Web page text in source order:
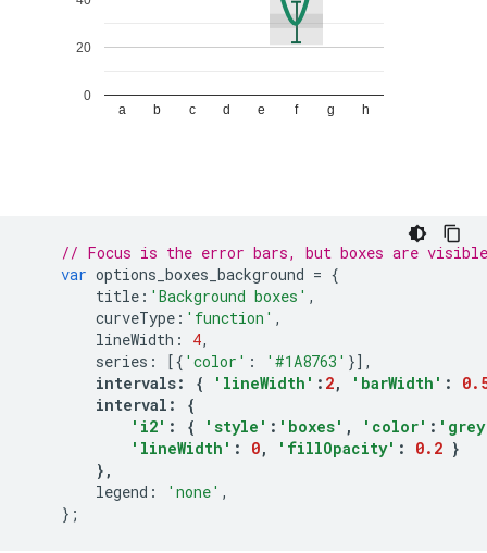
// Focus is the error bars, but boxes are
var options_boxes_background = {
title : 'Background boxes' ,
curveType : 'function' ,
lineWidth : 4,
series : [{ 'color' : '#1A8763' }],
intervals: { 'lineWidth' : 2, 'barWidth' :
interval :
{
'i2' : { 'style' : 'boxes' , 'color' :
'lineWidth' : 0, 'fillOpacity' : 0.2 }
},
legend : 'none' ,
};